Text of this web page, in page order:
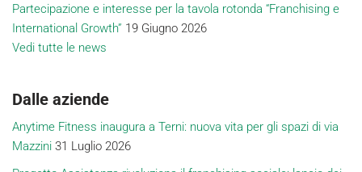
Partecipazione e interesse per la tavola rotonda “Franchising e
International Growth” 19 Giugno 2026
Vedi tutte le news
Dalle aziende
Anytime Fitness inaugura a Terni: nuova vita per gli spazi di via
Mazzini 31 Luglio 2026